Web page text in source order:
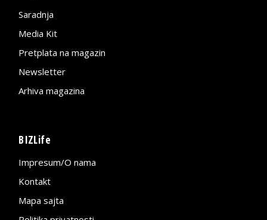
Saradnja
Media Kit
Pretplata na magazin
Newsletter
Arhiva magazina
BIZLife
Impresum/O nama
Kontakt
Mapa sajta